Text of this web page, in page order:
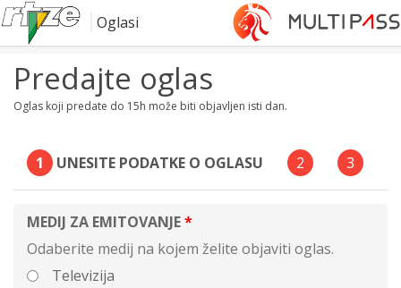
Oglasi
Predajte oglas
Oglas koji predate do 15h može biti objavljen isti dan.
1 UNESITE PODATKE O OGLASU 2 3
MEDIJ ZA EMITOVANJE
Odaberite medij na kojem želite objaviti oglas.
Televizija